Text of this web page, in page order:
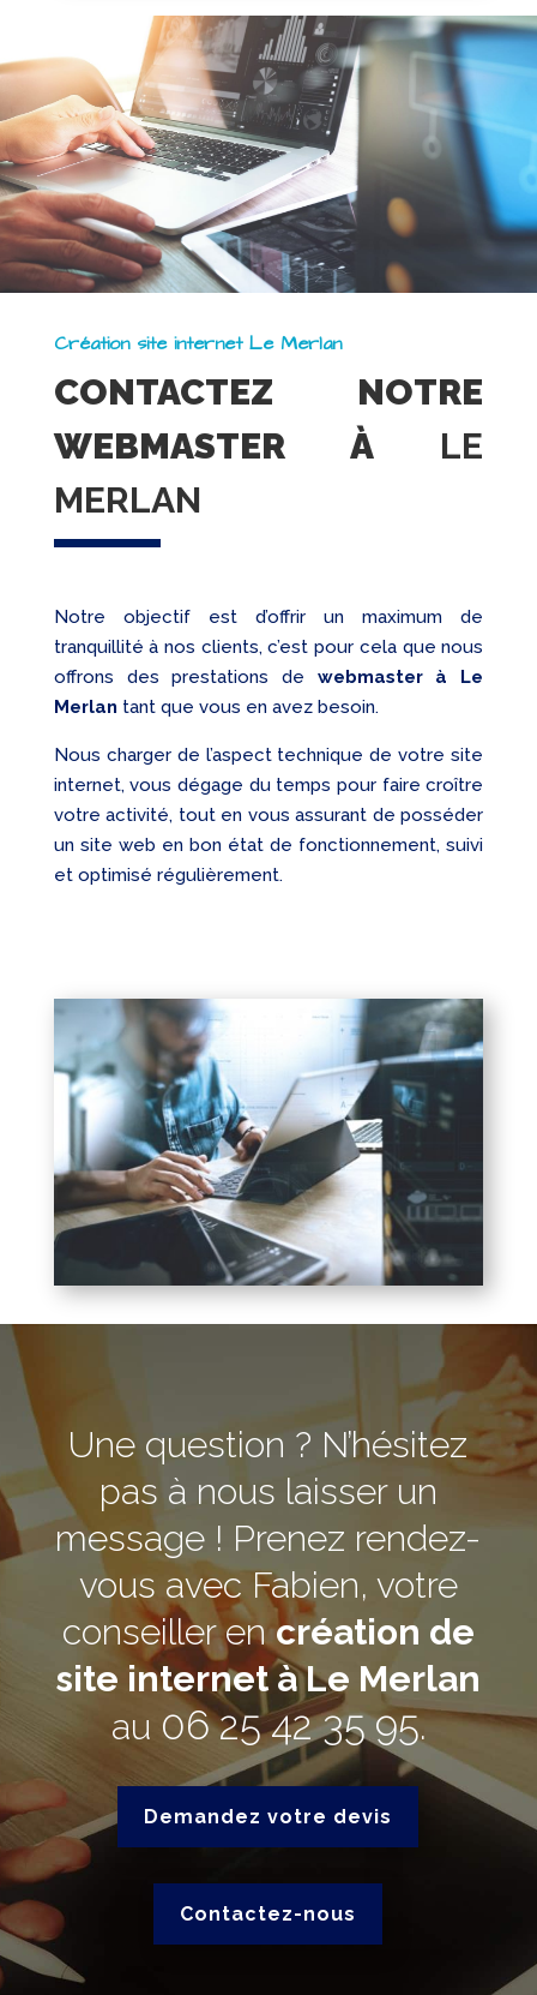
Création site internet Le Merlan
CONTACTEZ NOTRE
WEBMASTER À LE
MERLAN
Notre objectif est d’offrir un maximum de
tranquillité à nos clients, c’est pour cela que nous
offrons des prestations de webmaster à Le
Merlan tant que vous en avez besoin.
Nous charger de l’aspect technique de votre site
internet, vous dégage du temps pour faire croître
votre activité, tout en vous assurant de posséder
un site web en bon état de fonctionnement, suivi
et optimisé régulièrement.
Une question ? N’hésitez
pas à nous laisser un
message ! Prenez rendez-
vous avec Fabien, votre
conseiller encréation de
site internet à Le Merlan
au 06 25 42 35 95.
Demandez votre devis
Contactez-nous